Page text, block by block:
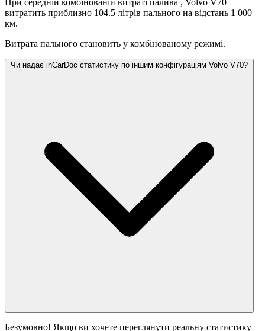
При середній комбінованій витраті палива , Volvo V70
витратить приблизно 104.5 літрів пального на відстань 1 000
км.
Витрата пального становить у комбінованому режимі.
Чи надає inCarDoc статистику по іншим конфігураціям Volvo V70?
Безумовно! Якщо ви хочете переглянути реальну статистику